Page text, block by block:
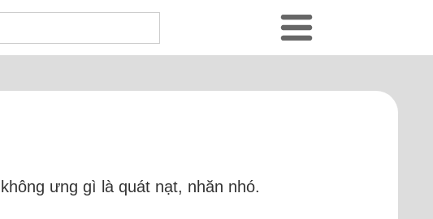
ưng gì là quát nạt, nhăn nhó.